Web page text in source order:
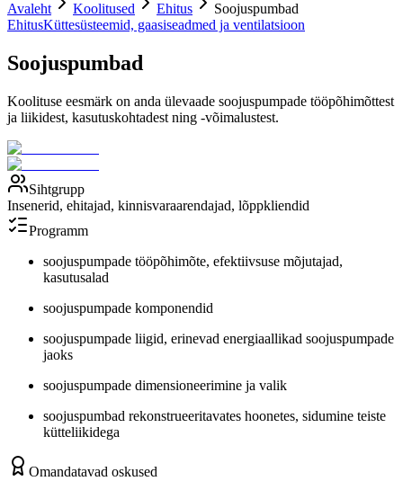
Avaleht
Koolitused Ehitus
Soojuspumbad
EhitusKüttesüsteemid, gaasiseadmed ja ventilatsioon
Soojuspumbad
Koolituse eesmärk on anda ülevaade soojuspumpade tööpõhimõttest
ja liikidest, kasutuskohtadest ning -võimalustest.
Sihtgrupp
Insenerid, ehitajad, kinnisvaraarendajad, lõppkliendid
Programm
soojuspumpade tööpõhimõte, efektiivsuse mõjutajad,
kasutusalad
soojuspumpade komponendid
soojuspumpade liigid, erinevad energiaallikad soojuspumpade
jaoks
soojuspumpade dimensioneerimine ja valik
soojuspumbad rekonstrueeritavates hoonetes, sidumine teiste
kütteliikidega
Omandatavad oskused